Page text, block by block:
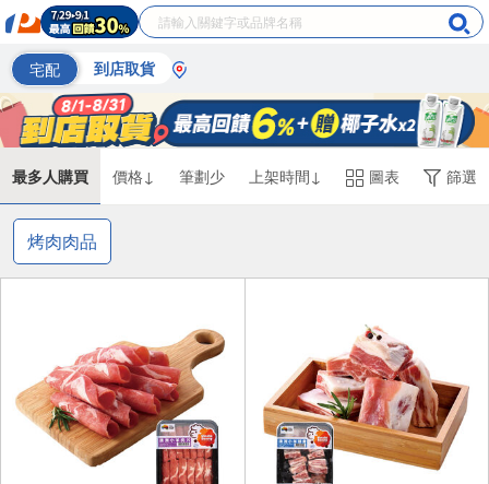
宅配 到店取貨
最多人購買 價格↓ 筆劃少 上架時間↓ 圖表 篩選
烤肉肉品